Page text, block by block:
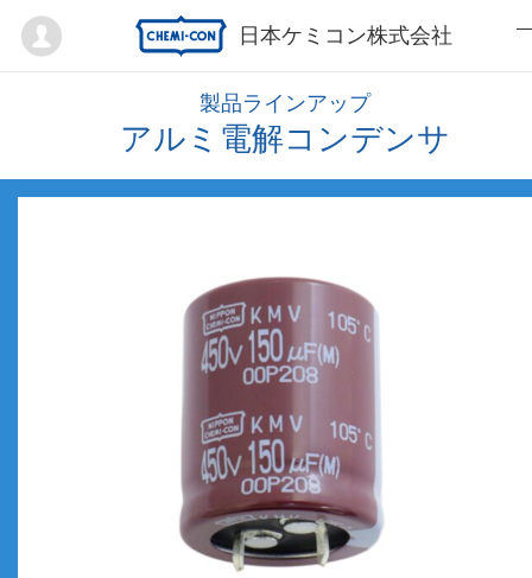
日本ケミコン株式会社
Mypage
製品ラインアップ
アルミ電解コンデンサ